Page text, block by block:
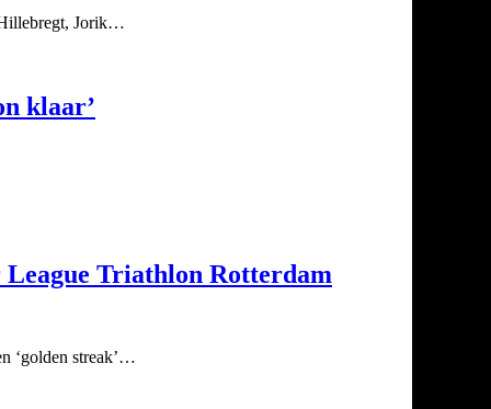
Hillebregt, Jorik…
klaar’
Triathlon Rotterdam
‘golden streak’…